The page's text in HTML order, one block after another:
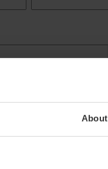
About